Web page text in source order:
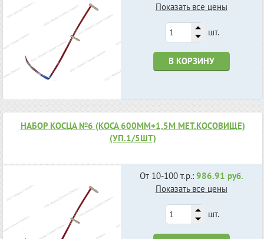
Показать все цены
шт.
В КОРЗИНУ
НАБОР КОСЦА №6 (КОСА 600ММ+1,5М МЕТ.КОСОВИЩЕ)
(УП.1/5ШТ)
От 10-100 т.р.: 986.91 руб.
Показать все цены
шт.